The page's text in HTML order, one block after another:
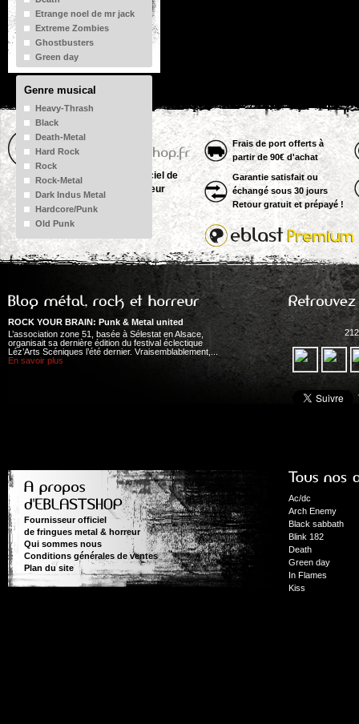
Etrange noel de mr jack
Extreme Zombies
Ghostbusters
Green day
Guns n' roses
Iron maiden
Massacra
Meshuggah
Metallica
Motorhead
Pantera
Paramore
Rage against the
machine
Ramones
Rob zombie
Rolling stones
Star Trek
The sex pistols
Venom
Genre musical
Heavy-Thrash
Black
Death-Metal
Hard Rock
Rock
Rock-Metal
Dark Indus Metal
Hardcore/Punk
Old Punk
Votre fournisseur officiel de
fringues Metal & Horreur
Frais de port offerts à
partir de 90€ d'achat
Garantie satisfait ou
échangé sous 30 jours
Retour gratuit et prépayé !
ROCK YOUR BRAIN: Punk & Metal united
L’association zone 51, basée à Sélestat en Alsace,
organisait sa dernière édition du festival éclectique
Léz’Arts Scéniques l’été dernier. Vraisemblablement,...
En savoir plus
Fournisseur officiel
de fringues metal & horreur
Qui sommes nous
Conditions générales de ventes
Plan du site
Ac/dc
Arch Enemy
Black sabbath
Blink 182
Death
Green day
In Flames
Kiss